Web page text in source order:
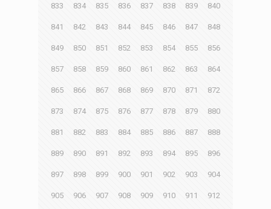
833 834 835 836 837 838 839 840
841 842 843 844 845 846 847 848
849 850 851 852 853 854 855 856
857 858 859 860 861 862 863 864
865 866 867 868 869 870 871 872
873 874 875 876 877 878 879 880
881 882 883 884 885 886 887 888
889 890 891 892 893 894 895 896
897 898 899 900 901 902 903 904
905 906 907 908 909 910 911 912